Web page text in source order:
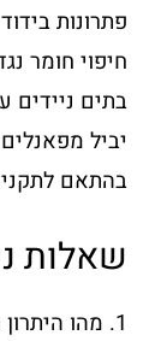
פתרונות
חיפוי חומר
בתים ניידים
יביל
בהתאם
שאלות
מהו